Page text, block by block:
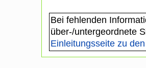
Bei fehlenden
über-/untergeordnete
Einleitungsseite zu